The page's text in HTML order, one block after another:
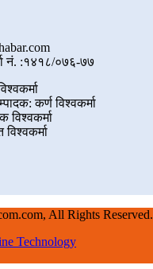
नं. :१४१८/०७६-७७
कर्ण विश्वकर्मा
विश्वकर्मा
All Rights Reserved.
Technology